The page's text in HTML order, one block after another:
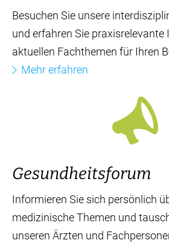
Besuchen Sie unsere
und erfahren Sie
aktuellen Fachthemen für Ihren
Mehr erfahren
Gesundheitsforum
Informieren Sie sich persönlich
medizinische Themen und
unseren Ärzten und